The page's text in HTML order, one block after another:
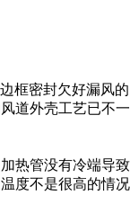
框密封欠好漏风的
道外壳工艺已不一
热管没有冷端导致
度不是很高的情况